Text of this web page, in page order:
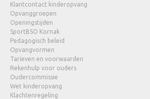
Klantcontact kinderopvang
Opvanggroepen
Openingstijden
SportBSO Kornak
Pedagogisch beleid
Opvangvormen
Tarieven en voorwaarden
Rekenhulp voor ouders
Oudercommissie
Wet kinderopvang
Klachtenregeling